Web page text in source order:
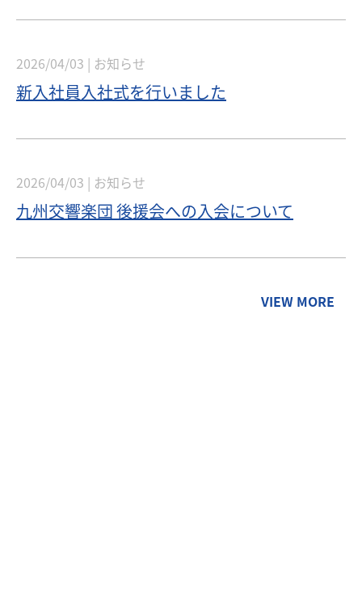
2026/04/03 | お知らせ
新入社員入社式を行いました
2026/04/03 | お知らせ
九州交響楽団 後援会への入会について
VIEW MORE